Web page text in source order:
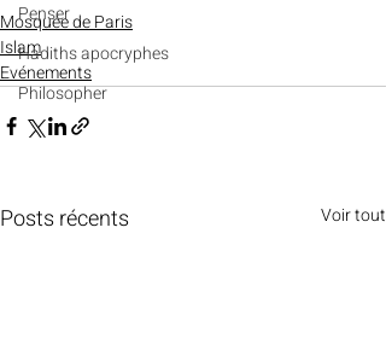
Penser
Hadiths apocryphes
Philosopher
Mosquée de Paris
Islam
Evénements
Posts récents Voir tout